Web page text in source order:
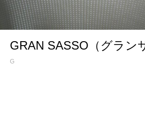
GRAN SASSO（グラン
G